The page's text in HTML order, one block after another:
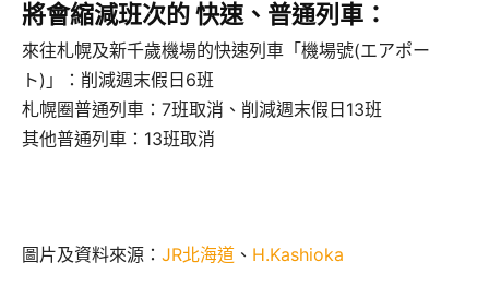
將會縮減班次的 快速、普通列車：
來往札幌及新千歲機場的快速列車「機場號(エアポー
ト)」：削減週末假日6班
札幌圈普通列車：7班取消、削減週末假日13班
其他普通列車：13班取消
圖片及資料來源： JR北海道 、 H.Kashioka